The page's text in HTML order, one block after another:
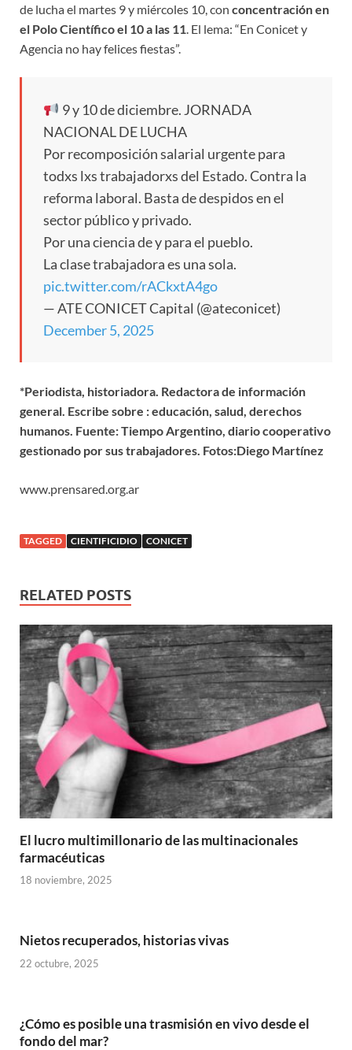
de lucha el martes 9 y miércoles 10, con concentración en
el Polo Científico el 10 a las 11. El lema: “En Conicet y
Agencia no hay felices fiestas”.
9 y 10 de diciembre. JORNADA
NACIONAL DE LUCHA
Por recomposición salarial urgente para
todxs lxs trabajadorxs del Estado. Contra la
reforma laboral. Basta de despidos en el
sector público y privado.
Por una ciencia de y para el pueblo.
La clase trabajadora es una sola.
pic.twitter.com/rACkxtA4go
— ATE CONICET Capital (@ateconicet)
December 5, 2025
*Periodista, historiadora. Redactora de información
general. Escribe sobre : educación, salud, derechos
humanos. Fuente: Tiempo Argentino, diario cooperativo
gestionado por sus trabajadores. Fotos:Diego Martínez
www.prensared.org.ar
TAGGED CIENTIFICIDIO CONICET
RELATED POSTS
El lucro multimillonario de las multinacionales
farmacéuticas
18 noviembre, 2025
Nietos recuperados, historias vivas
22 octubre, 2025
¿Cómo es posible una trasmisión en vivo desde el
fondo del mar?